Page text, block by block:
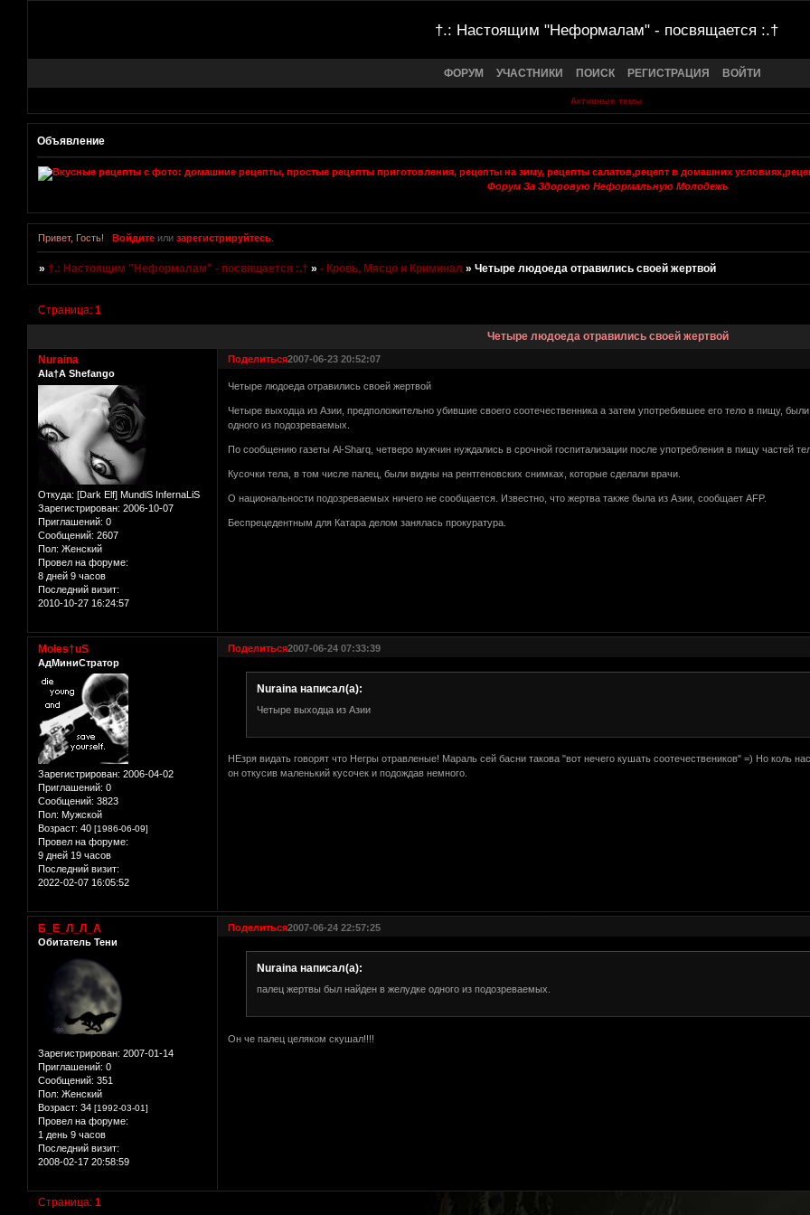
†.: Настоящим "Неформалам" - посвящается :.†
ФОРУМ УЧАСТНИКИ ПОИСК РЕГИСТРАЦИЯ ВОЙТИ
Активные темы
Объявление
Форум За Здоровую Неформальную Молодежь
Привет, Гость! Войдитеили зарегистрируйтесь.
»†.: Настоящим "Неформалам" - посвящается :.† »- Кровь, Мясцо и Криминал »Четыре людоеда отравились своей жертвой
Четыре людоеда отравились своей жертвой
Страница:1
Поделиться2007-06-23 20:52:07
Nuraina
Ala†A Shefango
Откуда: [Dark Elf] MundiS InfernaLiS
Зарегистрирован: 2006-10-07
Приглашений: 0
Сообщений: 2607
Пол: Женский
Провел на форуме:
8 дней 9 часов
Последний визит:
2010-10-27 16:24:57
Четыре людоеда отравились своей жертвой
Четыре выходца из Азии, предположительно убившие своего соотечественника а затем употребившее его тело в пищу,
одного из подозреваемых.
По сообщению газеты Al-Sharq, четверо мужчин нуждались в срочной госпитализации после употребления в пищу частей
Кусочки тела, в том числе палец, были видны на рентгеновских снимках, которые сделали врачи.
О национальности подозреваемых ничего не сообщается. Известно, что жертва также была из Азии, сообщает AFP.
Беспрецедентным для Катара делом занялась прокуратура.
Поделиться2007-06-24 07:33:39
Moles†uS
АдМиниСтратор
Зарегистрирован: 2006-04-02
Приглашений: 0
Сообщений: 3823
Пол: Мужской
Возраст: 40 [1986-06-09]
Провел на форуме:
9 дней 19 часов
Последний визит:
2022-02-07 16:05:52
Nuraina написал(а):
Четыре выходца из Азии
НЕзря видать говорят что Негры отравленые! Мараль сей басни такова "вот нечего кушать соотечествеников" =) Но коль
он откусив маленький кусочек и подождав немного.
Поделиться2007-06-24 22:57:25
Б_Е_Л_Л_А
Обитатель Тени
Зарегистрирован: 2007-01-14
Приглашений: 0
Сообщений: 351
Пол: Женский
Возраст: 34 [1992-03-01]
Провел на форуме:
1 день 9 часов
Последний визит:
2008-02-17 20:58:59
Nuraina написал(а):
палец жертвы был найден в желудке одного из подозреваемых.
Он че палец целяком скушал!!!!
Страница:1